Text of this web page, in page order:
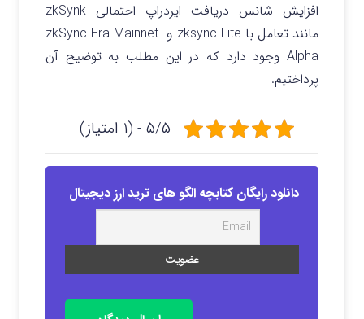
افزایش شانس دریافت ایردراپ‌ احتمالی zkSynk
مانند تعامل با zksync Lite و zkSync Era Mainnet
Alpha وجود دارد که در این مطلب به توضیح آن
پرداختیم.
۵/۵ - (۱ امتیاز)
دانلود رایگان کتابچه الگو های ترید ارز دیجیتال